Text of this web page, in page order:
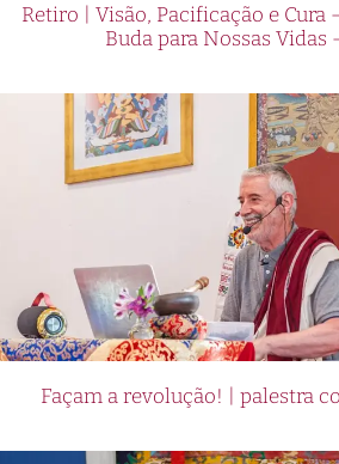
Retiro | Visão, Pacificação e
Buda para Nossas Vidas
Façam a revolução! | palestra